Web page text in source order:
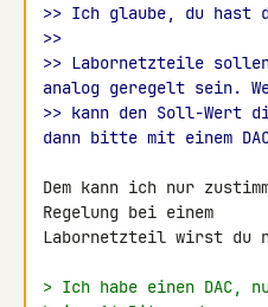
>> Ich glaube, du hast
>>
>> Labornetzteile sollen
analog geregelt sein.
>> kann den Soll-Wert
dann bitte mit einem
Dem kann ich nur
Regelung bei einem
Labornetzteil wirst du
> Ich habe einen DAC,